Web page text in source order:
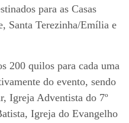
para as Casas
Santa Terezinha/Emília e
200 quilos para cada uma
do evento, sendo
Igreja Adventista do 7º
Igreja do Evangelho